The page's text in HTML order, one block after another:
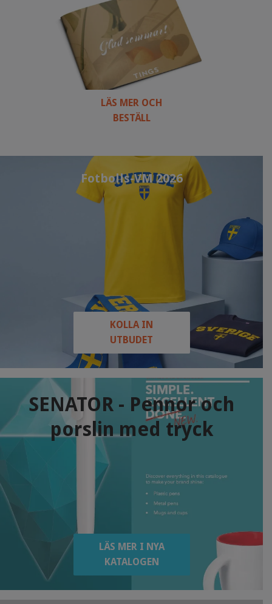
LÄS MER OCH
BESTÄLL
Fotbolls-VM 2026
KOLLA IN
UTBUDET
SENATOR - Pennor och
porslin med tryck
LÄS MER I NYA
KATALOGEN